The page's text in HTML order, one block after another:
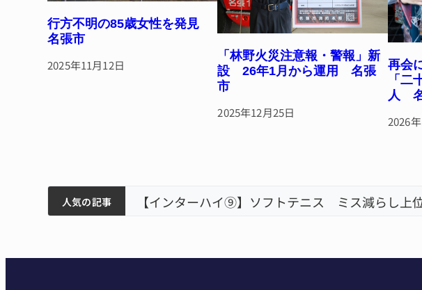
行方不明の85歳女性を発見
名張市
2025年11月12日
「林野火災注意報・警報」新
設 26年1月から運用 名張
市
2025年12月25日
再会
「二
人
2026
人気の記事
ィアで清掃 伊賀
3回目の派遣 【インターハイ⑨】ソフトテニス ミス減らし